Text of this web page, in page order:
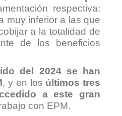
respectiva;
muy inferior a las que
a la totalidad de
de los beneficios
del 2024 se han
, y en los últimos tres
a este gran
con EPM.